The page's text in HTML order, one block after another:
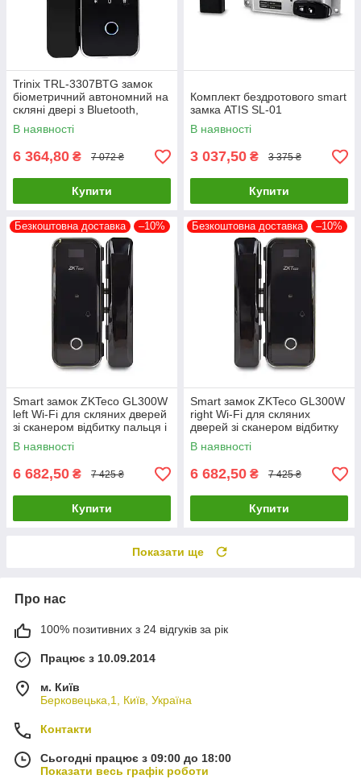
Trinix TRL-3307BTG замок
біометричний автономний на
скляні двері з Bluetooth,
зчитувачем відбитків пальців і
карт Mifare
В наявності
6 364,80 ₴ 7 072 ₴
Купити
Комплект бездротового smart
замка ATIS SL-01
В наявності
3 037,50 ₴ 3 375 ₴
Купити
Безкоштовна доставка –10%
Smart замок ZKTeco GL300W
left Wi-Fi для скляних дверей
зі сканером відбитку пальця і
зчитувачем Mifare
В наявності
6 682,50 ₴ 7 425 ₴
Купити
Безкоштовна доставка –10%
Smart замок ZKTeco GL300W
right Wi-Fi для скляних
дверей зі сканером відбитку
пальця і зчитувачем Mifare
В наявності
6 682,50 ₴ 7 425 ₴
Купити
Показати ще
Про нас
100% позитивних з 24 відгуків за рік
Працює з 10.09.2014
м. Київ
Берковецька,1, Київ, Україна
Контакти
Сьогодні працює з 09:00 до 18:00
Показати весь графік роботи